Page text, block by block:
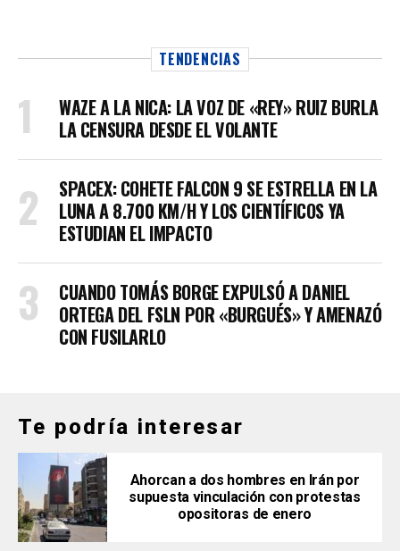
TENDENCIAS
WAZE A LA NICA: LA VOZ DE «REY» RUIZ BURLA
LA CENSURA DESDE EL VOLANTE
SPACEX: COHETE FALCON 9 SE ESTRELLA EN LA
LUNA A 8.700 KM/H Y LOS CIENTÍFICOS YA
ESTUDIAN EL IMPACTO
CUANDO TOMÁS BORGE EXPULSÓ A DANIEL
ORTEGA DEL FSLN POR «BURGUÉS» Y AMENAZÓ
CON FUSILARLO
Te podría interesar
Ahorcan a dos hombres en Irán por
supuesta vinculación con protestas
opositoras de enero